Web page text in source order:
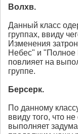
Волхв.
Данный класс
группах, ввиду
Изменения
Небес" и "Полное
повлияет на
группе.
Берсерк.
По данному
ввиду того, что
выполняет